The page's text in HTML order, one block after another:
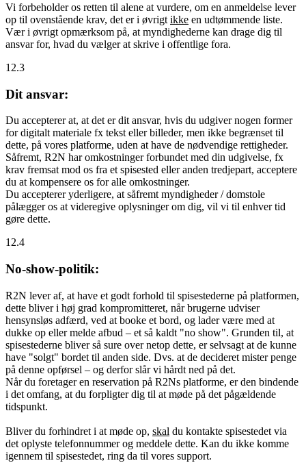
Vi forbeholder os retten til alene at vurdere, om en anmeldelse lever
op til ovenstående krav, det er i øvrigt ikke en udtømmende liste.
Vær i øvrigt opmærksom på, at myndighederne kan drage dig til
ansvar for, hvad du vælger at skrive i offentlige fora.
12.3
Dit ansvar:
Du accepterer at, at det er dit ansvar, hvis du udgiver nogen former
for digitalt materiale fx tekst eller billeder, men ikke begrænset til
dette, på vores platforme, uden at have de nødvendige rettigheder.
Såfremt, R2N har omkostninger forbundet med din udgivelse, fx
krav fremsat mod os fra et spisested eller anden tredjepart, acceptere
du at kompensere os for alle omkostninger.
Du accepterer yderligere, at såfremt myndigheder / domstole
pålægger os at videregive oplysninger om dig, vil vi til enhver tid
gøre dette.
12.4
No-show-politik:
R2N lever af, at have et godt forhold til spisestederne på platformen,
dette bliver i høj grad kompromitteret, når brugerne udviser
hensynsløs adfærd, ved at booke et bord, og lader være med at
dukke op eller melde afbud – et så kaldt "no show". Grunden til, at
spisestederne bliver så sure over netop dette, er selvsagt at de kunne
have "solgt" bordet til anden side. Dvs. at de decideret mister penge
på denne opførsel – og derfor slår vi hårdt ned på det.
Når du foretager en reservation på R2Ns platforme, er den bindende
i det omfang, at du forpligter dig til at møde på det pågældende
tidspunkt.
Bliver du forhindret i at møde op, skal du kontakte spisestedet via
det oplyste telefonnummer og meddele dette. Kan du ikke komme
igennem til spisestedet, ring da til vores support.